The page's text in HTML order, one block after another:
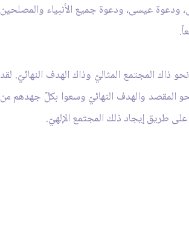
ودعوة عيسى، ودعوة جميع الأنبياء والمصلحين
ذاك المجتمع المثاليّ وذاك الهدف النهائيّ. لقد
المقصد والهدف النهائيّ وسعوا بكلّ جهدهم من
طريق إيجاد ذلك المجتمع الإلهيّ.